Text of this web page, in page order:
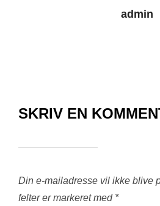
admin
SKRIV EN
Din e-mailadresse vil ikke blive
felter er markeret med *